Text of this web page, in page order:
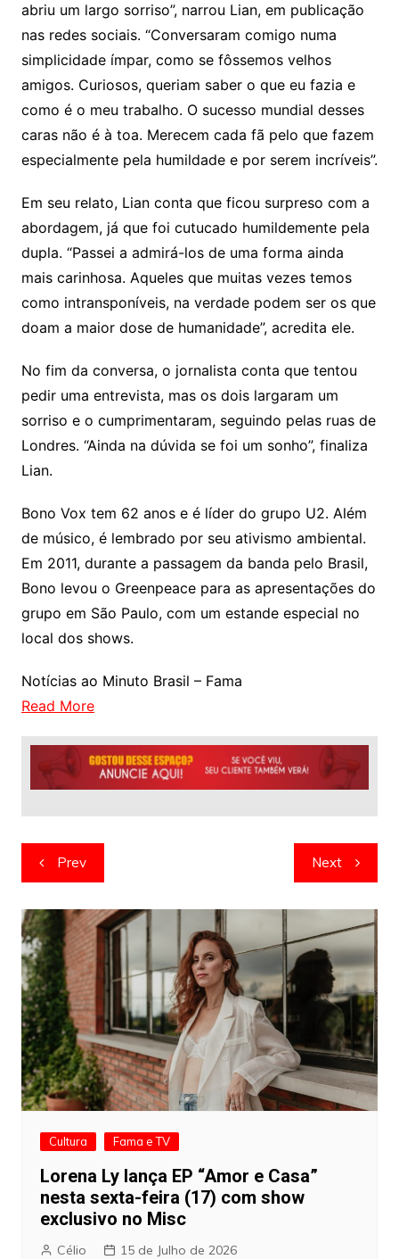
abriu um largo sorriso”, narrou Lian, em publicação
nas redes sociais. “Conversaram comigo numa
simplicidade ímpar, como se fôssemos velhos
amigos. Curiosos, queriam saber o que eu fazia e
como é o meu trabalho. O sucesso mundial desses
caras não é à toa. Merecem cada fã pelo que fazem
especialmente pela humildade e por serem incríveis”.
Em seu relato, Lian conta que ficou surpreso com a
abordagem, já que foi cutucado humildemente pela
dupla. “Passei a admirá-los de uma forma ainda
mais carinhosa. Aqueles que muitas vezes temos
como intransponíveis, na verdade podem ser os que
doam a maior dose de humanidade”, acredita ele.
No fim da conversa, o jornalista conta que tentou
pedir uma entrevista, mas os dois largaram um
sorriso e o cumprimentaram, seguindo pelas ruas de
Londres. “Ainda na dúvida se foi um sonho”, finaliza
Lian.
Bono Vox tem 62 anos e é líder do grupo U2. Além
de músico, é lembrado por seu ativismo ambiental.
Em 2011, durante a passagem da banda pelo Brasil,
Bono levou o Greenpeace para as apresentações do
grupo em São Paulo, com um estande especial no
local dos shows.
Notícias ao Minuto Brasil – Fama
Read More
Navegação
de
artigos
Prev Next
Cultura Fama e TV
Lorena Ly lança EP “Amor e Casa”
nesta sexta-feira (17) com show
exclusivo no Misc
Célio 15 de Julho de 2026